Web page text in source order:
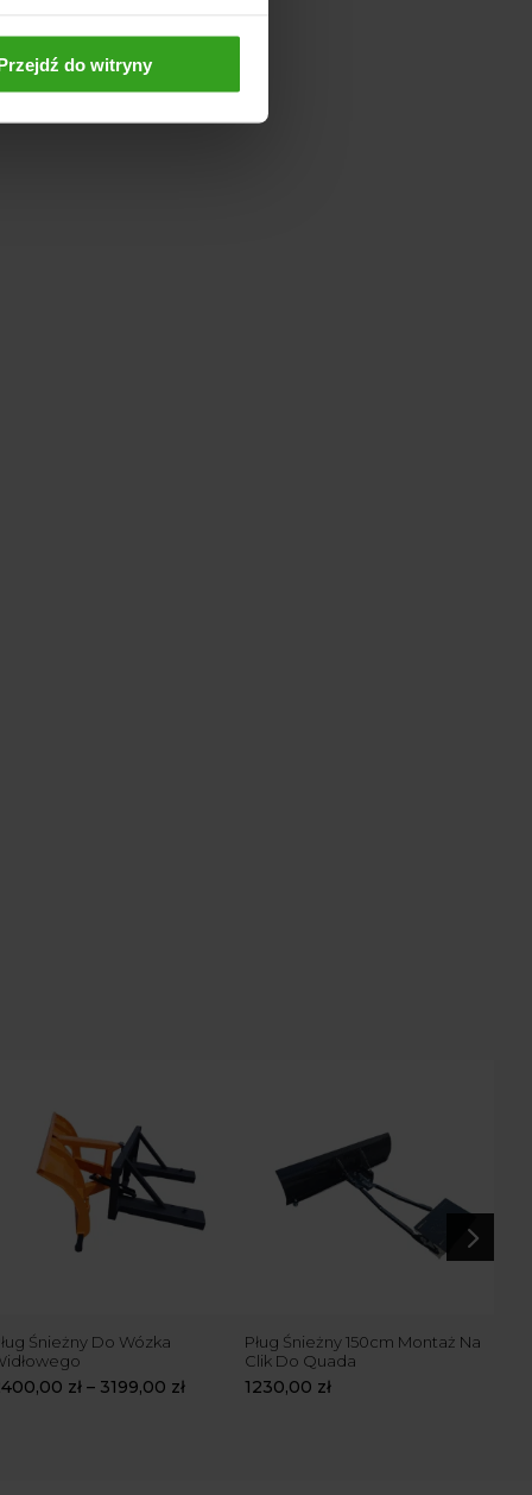
do witryny
Śnieżny Do Wózka
zł – 3199,00 zł
Pług Śnieżny 150cm Montaż Na
Clik Do Quada
1230,00 zł
5